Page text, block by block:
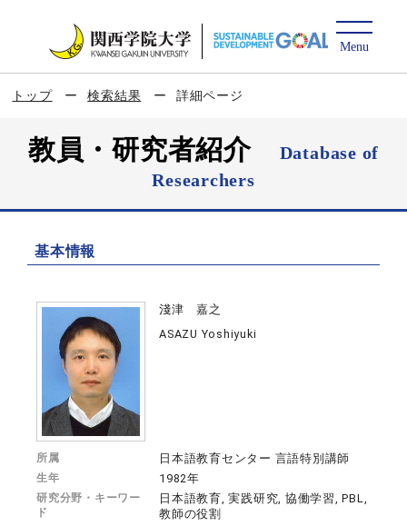
トップ 検索結果 詳細ページ
教員・研究者紹介
Database of
Researchers
基本情報
淺津 嘉之
ASAZU Yoshiyuki
所属 日本語教育センター 言語特別講師
生年 1982年
研究分野・キーワー
ド
日本語教育, 実践研究, 協働学習, PBL,
教師の役割